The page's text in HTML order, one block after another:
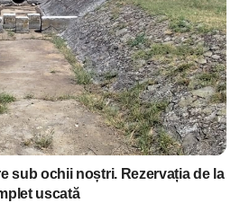
sub ochii noștri. Rezervația de la
uscată